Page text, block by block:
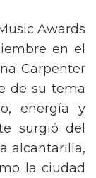
Awards
en el
Carpenter
de su tema
energía y
surgió del
alcantarilla,
la ciudad